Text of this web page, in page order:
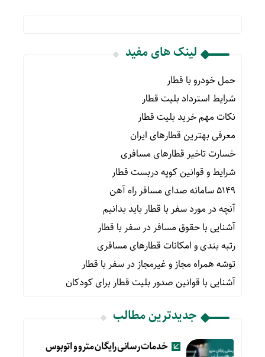
لینک های مفید
حمل خودرو با قطار
شرایط استرداد بلیت قطار
نکات مهم خرید بلیت قطار
معرفی بهترین قطارهای ایران
خسارت تاخیر قطارهای مسافری
شرایط و قوانین کوپه دربست قطار
۵۱۴۹ سامانه صدای مسافر راه آهن
آنچه در مورد سفر با قطار باید بدانیم
آشنایی با حقوق مسافر در سفر با قطار
رتبه بندی و امکانات قطارهای مسافری
توشه همراه مجاز و غیرمجاز در سفر با قطار
آشنایی با قوانین صدور بلیت قطار برای کودکان
جدیدترین مطالب
خدمات رسانی رایگان مترو و اتوبوس